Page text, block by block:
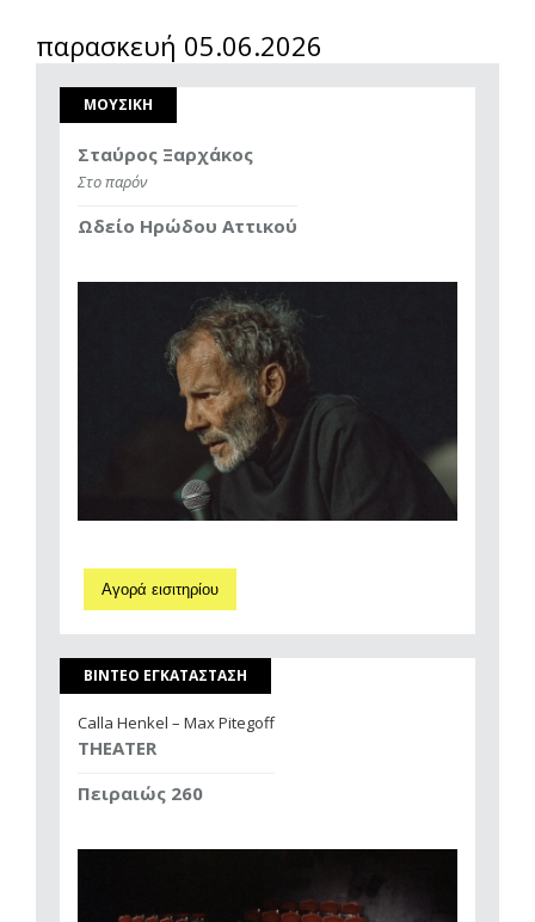
παρασκευή 05.06.2026
ΜΟΥΣΙΚΗ
Σταύρος Ξαρχάκος
Στο παρόν
Ωδείο Ηρώδου Αττικού
Αγορά εισιτηρίου
ΒΙΝΤΕΟ ΕΓΚΑΤΑΣΤΑΣΗ
Calla Henkel – Max Pitegoff
THEATER
Πειραιώς 260